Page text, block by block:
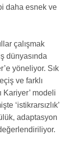
daha esnek ve
çalışmak
dünyasında
yöneliyor. Sık
ve farklı
Kariyer’ modeli
‘istikrarsızlık’
adaptasyon